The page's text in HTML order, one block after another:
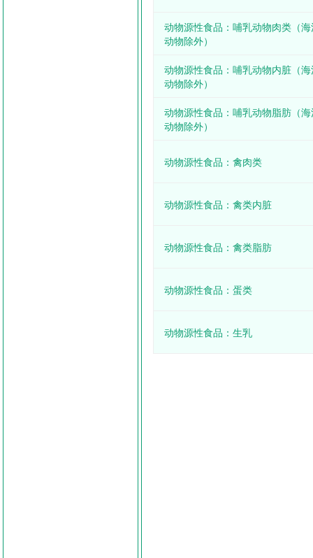
动物源性食品：哺乳动物肉类（
动物除外）
动物源性食品：哺乳动物内脏（
动物除外）
动物源性食品：哺乳动物脂肪（
动物除外）
动物源性食品：禽肉类
动物源性食品：禽类内脏
动物源性食品：禽类脂肪
动物源性食品：蛋类
动物源性食品：生乳